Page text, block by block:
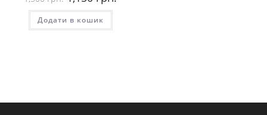
ціна:
1,500
грн..
Додати в кошик